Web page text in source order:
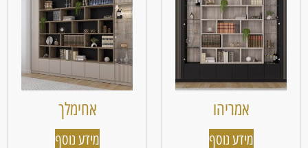
אמריהו
מידע נוסף
אחימלך
מידע נוסף